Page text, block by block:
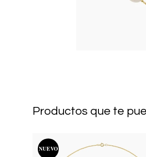
Productos que te